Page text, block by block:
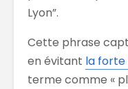
Lyon”.
Cette phrase
en évitant la
terme comme «